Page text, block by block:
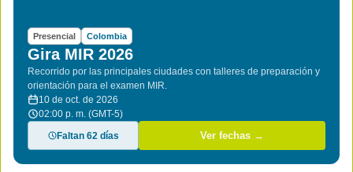
Presencial Colombia
Gira MIR 2026
Recorrido por las principales ciudades con talleres de preparación y
orientación para el examen MIR.
10 de oct. de 2026
02:00 p. m. (GMT-5)
Faltan 62 días
Ver fechas →